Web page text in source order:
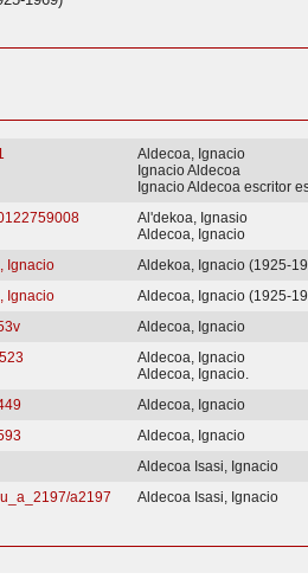
Aldecoa, Ignacio
Ignacio Aldecoa
Ignacio Aldecoa escritor
Al'dekoa, Ignasio
Aldecoa, Ignacio
Ignacio
Aldekoa, Ignacio (1925-
Ignacio
Aldecoa, Ignacio (1925-
Aldecoa, Ignacio
Aldecoa, Ignacio
Aldecoa, Ignacio.
Aldecoa, Ignacio
Aldecoa, Ignacio
Aldecoa Isasi, Ignacio
a2197 Aldecoa Isasi, Ignacio